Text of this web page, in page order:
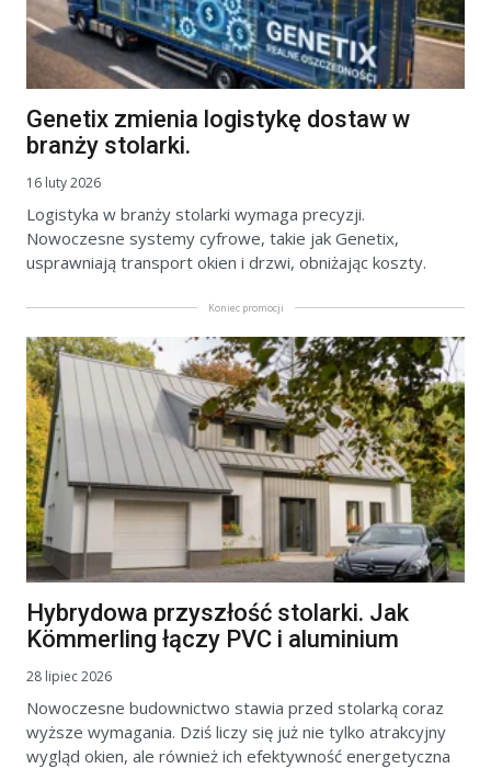
Genetix zmienia logistykę dostaw w
branży stolarki.
16 luty 2026
Logistyka w branży stolarki wymaga precyzji.
Nowoczesne systemy cyfrowe, takie jak Genetix,
usprawniają transport okien i drzwi, obniżając koszty.
Koniec promocji
Hybrydowa przyszłość stolarki. Jak
Kömmerling łączy PVC i aluminium
28 lipiec 2026
Nowoczesne budownictwo stawia przed stolarką coraz
wyższe wymagania. Dziś liczy się już nie tylko atrakcyjny
wygląd okien, ale również ich efektywność energetyczna